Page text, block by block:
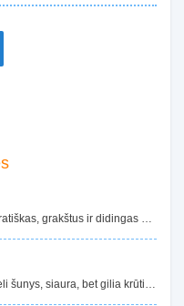
Afganų kurtas - tai aristokratiškas, grakštus ir didingas šuo. Ilgas, prabangus afgano kailis pakeri daugelį šunų mylėtojų. Nors jis ir pasižymi puikiomis manieromis ir elgesiu, bet nereikėtų pamiršti, kad tai medžioklinis šuo turintis nepriklausomą charakterį.
Airijoje labiau paplito dideli šunys, siaura, bet gilia krūtine, ilgais, plokščiais šonkauliais. Airių seteriai išsiskyrė tvirtomis galūnėmis, tarpus tarp kojų pirštų dengė standūs plaukai, kurie leido gerai judėti akmenuotomis Airijos kalvomis.